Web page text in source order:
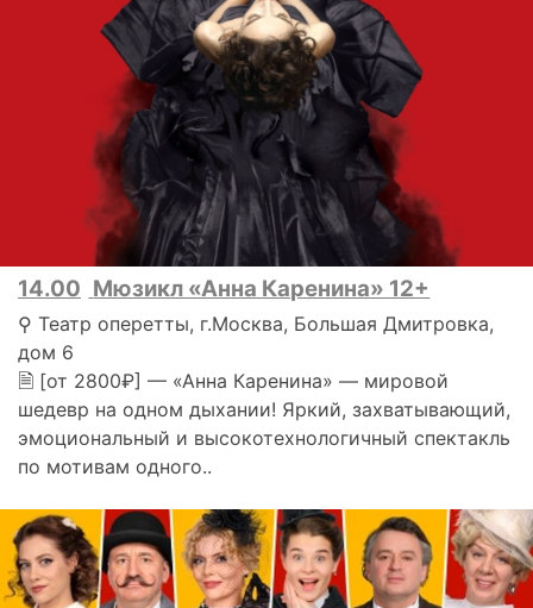
14.00 Мюзикл «Анна Каренина» 12+
⚲ Театр оперетты, г.Москва, Большая Дмитровка,
дом 6
🗎 [от 2800₽] — «Анна Каренина» — мировой
шедевр на одном дыхании! Яркий, захватывающий,
эмоциональный и высокотехнологичный спектакль
по мотивам одного..